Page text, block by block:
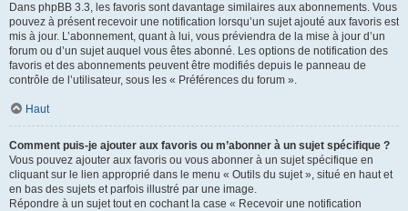
Dans phpBB 3.3, les favoris sont davantage similaires aux abonnements. Vous
pouvez à présent recevoir une notification lorsqu’un sujet ajouté aux favoris est
mis à jour. L’abonnement, quant à lui, vous préviendra de la mise à jour d’un
forum ou d’un sujet auquel vous êtes abonné. Les options de notification des
favoris et des abonnements peuvent être modifiés depuis le panneau de
contrôle de l’utilisateur, sous les « Préférences du forum ».
Haut
Comment puis-je ajouter aux favoris ou m’abonner à un sujet spécifique ?
Vous pouvez ajouter aux favoris ou vous abonner à un sujet spécifique en
cliquant sur le lien approprié dans le menu « Outils du sujet », situé en haut et
en bas des sujets et parfois illustré par une image.
Répondre à un sujet tout en cochant la case « Recevoir une notification